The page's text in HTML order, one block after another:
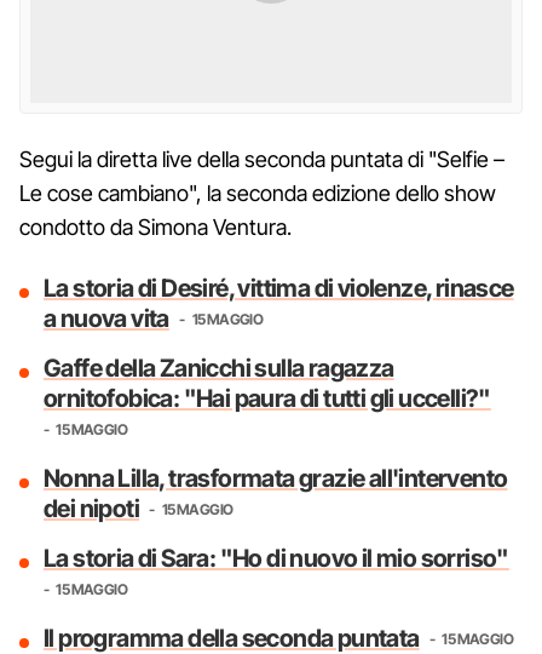
Segui la diretta live della seconda puntata di "Selfie –
Le cose cambiano", la seconda edizione dello show
condotto da Simona Ventura.
La storia di Desiré, vittima di violenze, rinasce
a nuova vita
15 MAGGIO
Gaffe della Zanicchi sulla ragazza
ornitofobica: "Hai paura di tutti gli uccelli?"
15 MAGGIO
Nonna Lilla, trasformata grazie all'intervento
dei nipoti
15 MAGGIO
La storia di Sara: "Ho di nuovo il mio sorriso"
15 MAGGIO
Il programma della seconda puntata 15 MAGGIO